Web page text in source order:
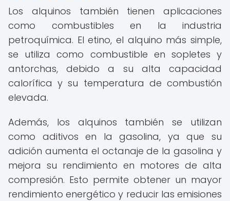
Los alquinos también tienen aplicaciones
como combustibles en la industria
petroquímica. El etino, el alquino más simple,
se utiliza como combustible en sopletes y
antorchas, debido a su alta capacidad
calorífica y su temperatura de combustión
elevada.
Además, los alquinos también se utilizan
como aditivos en la gasolina, ya que su
adición aumenta el octanaje de la gasolina y
mejora su rendimiento en motores de alta
compresión. Esto permite obtener un mayor
rendimiento energético y reducir las emisiones